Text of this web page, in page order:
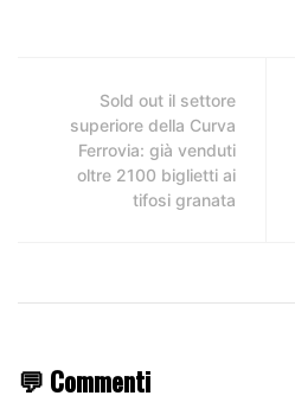
Sold out il settore
superiore della Curva
Ferrovia: già venduti
oltre 2100 biglietti ai
tifosi granata
💬 Commenti